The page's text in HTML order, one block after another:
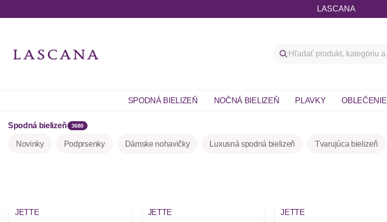
LASCANA
SPODNÁ BIELIZEŇ NOČNÁ BIELIZEŇ PLAVKY OBLEČENIE
Spodná bielizeň 3680
Novinky Podprsenky Dámske nohavičky Luxusná spodná bielizeň Tvarujúca bielizeň
JETTE
JETTE
JETTE